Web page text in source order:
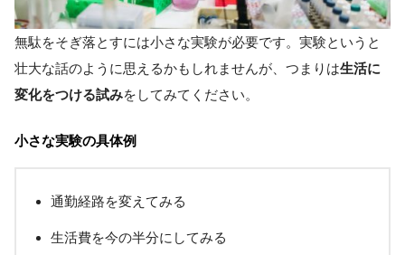
無駄をそぎ落とすには小さな実験が必要です。実験というと
壮大な話のように思えるかもしれませんが、つまりは生活に
変化をつける試みをしてみてください。
小さな実験の具体例
通勤経路を変えてみる
生活費を今の半分にしてみる